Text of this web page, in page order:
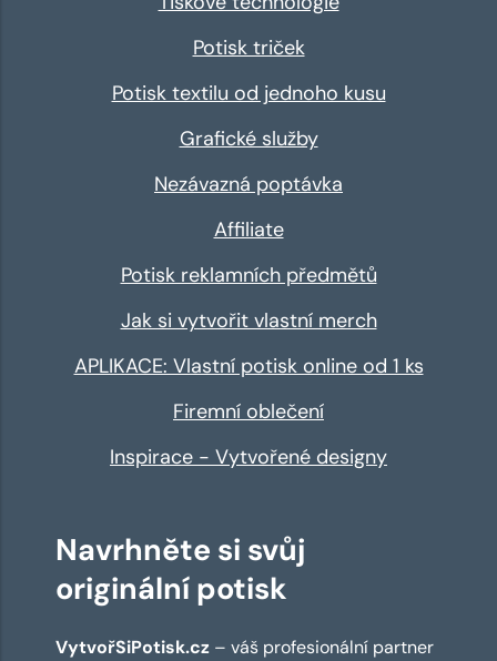
Potisk triček
Potisk textilu od jednoho kusu
Grafické služby
Nezávazná poptávka
Affiliate
Potisk reklamních předmětů
Jak si vytvořit vlastní merch
APLIKACE: Vlastní potisk online od 1 ks
Firemní oblečení
Inspirace - Vytvořené designy
Navrhněte si svůj
originální potisk
VytvořSiPotisk.cz – váš profesionální partner